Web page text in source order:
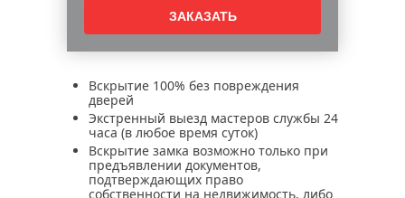
вскрытие автомобилей
ремонт электронных замков
цены на услуги по установке
электронных замков
установка электронных замков в москве
установка электронных замков aqara
установка электронных замков philips
Вскрытие 100% без повреждения
дверей
Экстренный выезд мастеров службы 24
часа (в любое время суток)
Вскрытие замка возможно только при
предъявлении документов,
подтверждающих право
собственности на недвижимость, либо